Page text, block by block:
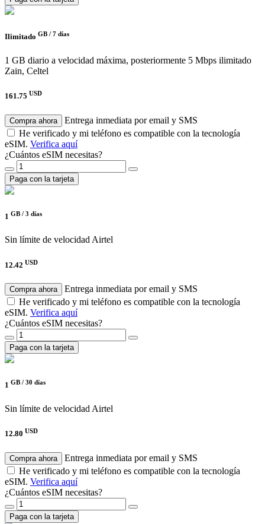
Ilimitado GB / 7 días
1 GB diario a velocidad máxima, posteriormente 5 Mbps ilimitado
Zain, Celtel
161.75 USD
Compra ahora
Entrega inmediata por email y SMS
He verificado y mi teléfono es compatible con la tecnología
eSIM. Verifica aquí
¿Cuántos eSIM necesitas?
Paga con la tarjeta
1 GB / 3 días
Sin límite de velocidad Airtel
12.42 USD
Compra ahora
Entrega inmediata por email y SMS
He verificado y mi teléfono es compatible con la tecnología
eSIM. Verifica aquí
¿Cuántos eSIM necesitas?
Paga con la tarjeta
1 GB / 30 días
Sin límite de velocidad Airtel
12.80 USD
Compra ahora
Entrega inmediata por email y SMS
He verificado y mi teléfono es compatible con la tecnología
eSIM. Verifica aquí
¿Cuántos eSIM necesitas?
Paga con la tarjeta